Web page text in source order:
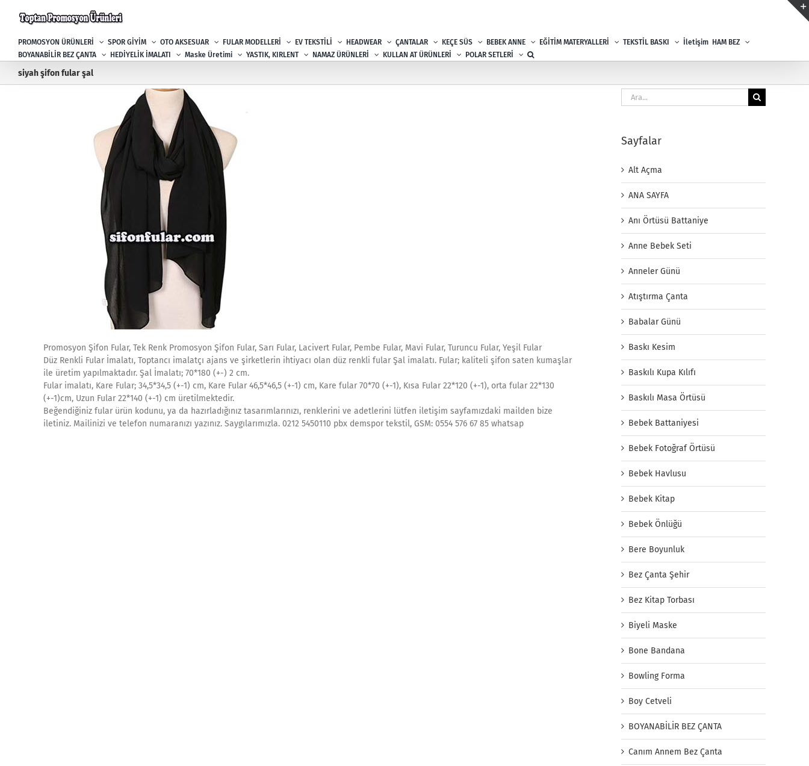
PROMOSYON ÜRÜNLERİ SPOR GİYİM OTO AKSESUAR FULAR MODELLERİ EV TEKSTİLİ HEADWEAR ÇANTALAR KEÇE SÜS BEBEK ANNE EĞİTİM MATERYALLERİ TEKSTİL BASKI İletişim HAM BEZ
BOYANABİLİR BEZ ÇANTA
HEDİYELİK İMALATI Maske Üretimi YASTIK, KIRLENT NAMAZ ÜRÜNLERİ KULLAN AT ÜRÜNLERİ POLAR SETLERİ
siyah şifon fular şal
Promosyon Şifon Fular, Tek Renk Promosyon Şifon Fular, Sarı Fular, Lacivert Fular, Pembe Fular, Mavi Fular, Turuncu Fular, Yeşil Fular
Düz Renkli Fular İmalatı, Toptancı imalatçı ajans ve şirketlerin ihtiyacı olan düz renkli fular Şal imalatı. Fular; kaliteli şifon saten kumaşlar
ile üretim yapılmaktadır. Şal İmalatı; 70*180 (+-) 2 cm.
Fular imalatı, Kare Fular; 34,5*34,5 (+-1) cm, Kare Fular 46,5*46,5 (+-1) cm, Kare fular 70*70 (+-1), Kısa Fular 22*120 (+-1), orta fular 22*130
(+-1)cm, Uzun Fular 22*140 (+-1) cm üretilmektedir.
Beğendiğiniz fular ürün kodunu, ya da hazırladığınız tasarımlarınızı, renklerini ve adetlerini lütfen iletişim sayfamızdaki mailden bize
iletiniz. Mailinizi ve telefon numaranızı yazınız. Saygılarımızla. 0212 5450110 pbx demspor tekstil, GSM: 0554 576 67 85 whatsap
Ara:
Sayfalar
Alt Açma
ANA SAYFA
Anı Örtüsü Battaniye
Anne Bebek Seti
Anneler Günü
Atıştırma Çanta
Babalar Günü
Baskı Kesim
Baskılı Kupa Kılıfı
Baskılı Masa Örtüsü
Bebek Battaniyesi
Bebek Fotoğraf Örtüsü
Bebek Havlusu
Bebek Kitap
Bebek Önlüğü
Bere Boyunluk
Bez Çanta Şehir
Bez Kitap Torbası
Biyeli Maske
Bone Bandana
Bowling Forma
Boy Cetveli
BOYANABİLİR BEZ ÇANTA
Canım Annem Bez Çanta